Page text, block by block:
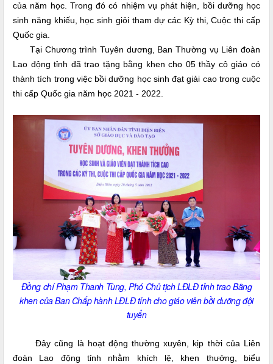
của năm học. Trong đó có nhiệm vụ phát hiện, bồi dưỡng học
sinh năng khiếu, học sinh giỏi tham dự các Kỳ thi, Cuộc thi cấp
Quốc gia.
Tại Chương trình Tuyên dương, Ban Thường vụ Liên đoàn
Lao động tỉnh đã trao tặng bằng khen cho 05 thầy cô giáo có
thành tích trong việc bồi dưỡng học sinh đạt giải cao trong cuộc
thi cấp Quốc gia năm học 2021 - 2022.
Đồng chí Phạm Thanh Tùng, Phó Chủ tịch LĐLĐ tỉnh trao Bằng
khen của Ban Chấp hành LĐLĐ tỉnh cho giáo viên bồi dưỡng đội
tuyển
Đây cũng là hoạt động thường xuyên, kịp thời của Liên
đoàn Lao động tỉnh nhằm khích lệ, khen thưởng, biểu